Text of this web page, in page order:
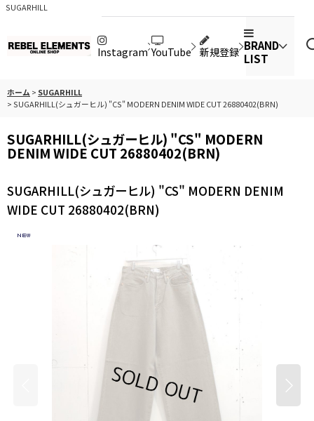
SUGARHILL
Instagram YouTube 新規登録 BRAND
LIST
ホーム > SUGARHILL
> SUGARHILL(シュガーヒル) "CS" MODERN DENIM WIDE CUT 26880402(BRN)
SUGARHILL(シュガーヒル) "CS" MODERN
DENIM WIDE CUT 26880402(BRN)
SUGARHILL(シュガーヒル) "CS" MODERN DENIM
WIDE CUT 26880402(BRN)